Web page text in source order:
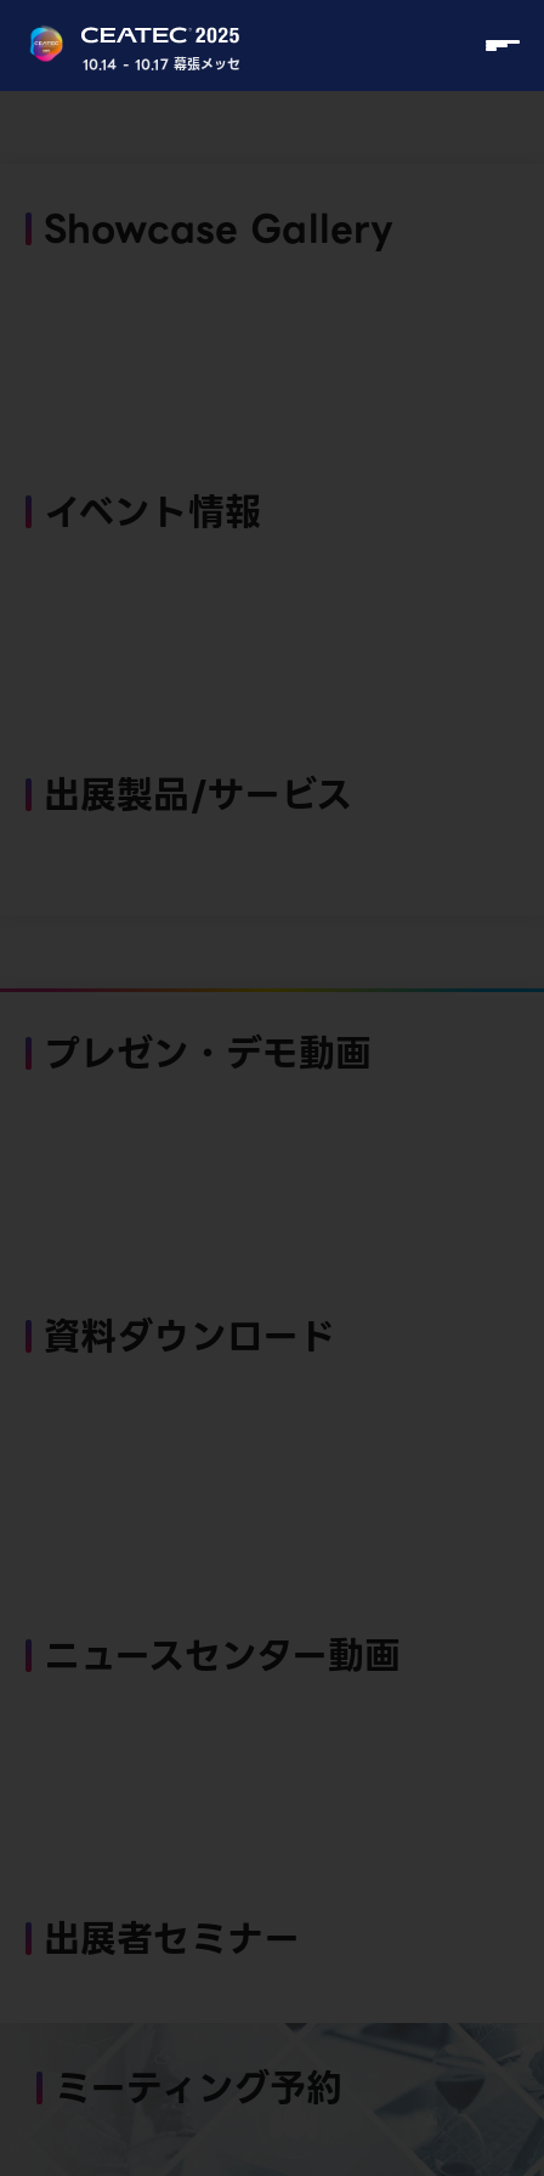
10.14 - 10.17 幕張メッセ
Showcase Gallery
イベント情報
出展製品/サービス
プレゼン・デモ動画
資料ダウンロード
ニュースセンター動画
出展者セミナー
ミーティング予約